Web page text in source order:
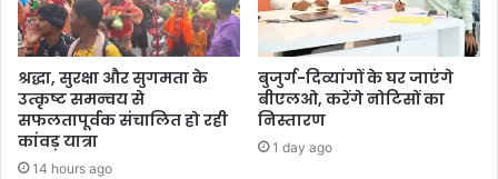
श्रद्धा, सुरक्षा और सुगमता के
उत्कृष्ट समन्वय से
सफलतापूर्वक संचालित हो रही
कांवड़ यात्रा
14 hours ago
बुजुर्ग-दिव्यांगों के घर जाएंगे
बीएलओ, करेंगे नोटिसों का
निस्तारण
1 day ago